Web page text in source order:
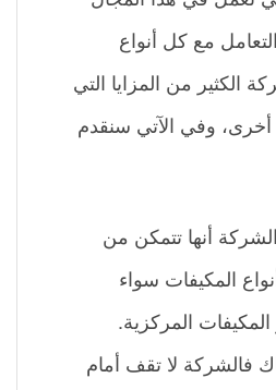
مع كل أنواع
الكثير من المزايا التي
وفي الآتي سنقدم
أنها تتمكن من
المكيفات سواء
المركزية.
فالشركة لا تقف أمام